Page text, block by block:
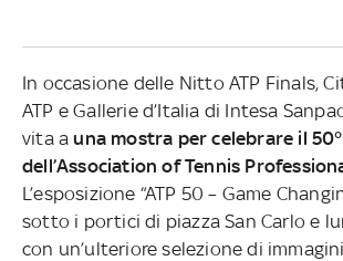
In occasione delle Nitto ATP Finals,
ATP e Gallerie d’Italia di Intesa
vita auna mostra per celebrare il
dell’Association of Tennis
L’esposizione “ATP 50 – Game
sotto i portici di piazza San Carlo e
con un’ulteriore selezione di